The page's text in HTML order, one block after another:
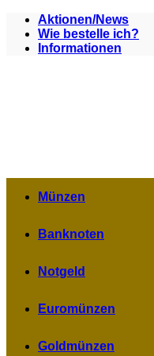
Zum
Inhalt
springen
Aktionen/News
Wie bestelle ich?
Informationen
Münzen
Banknoten
Notgeld
Euromünzen
Goldmünzen